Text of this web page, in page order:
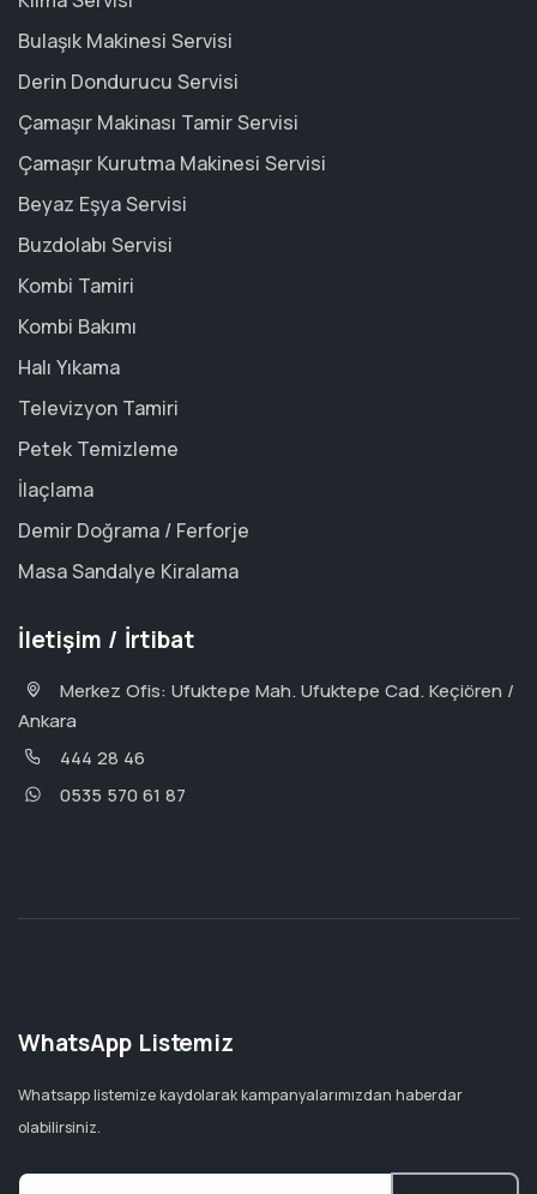
Bulaşık Makinesi Servisi
Derin Dondurucu Servisi
Çamaşır Makinası Tamir Servisi
Çamaşır Kurutma Makinesi Servisi
Beyaz Eşya Servisi
Buzdolabı Servisi
Kombi Tamiri
Kombi Bakımı
Halı Yıkama
Televizyon Tamiri
Petek Temizleme
İlaçlama
Demir Doğrama / Ferforje
Masa Sandalye Kiralama
İletişim / İrtibat
Merkez Ofis: Ufuktepe Mah. Ufuktepe Cad. Keçiören /
Ankara
444 28 46
0535 570 61 87
WhatsApp Listemiz
Whatsapp listemize kaydolarak kampanyalarımızdan haberdar
olabilirsiniz.